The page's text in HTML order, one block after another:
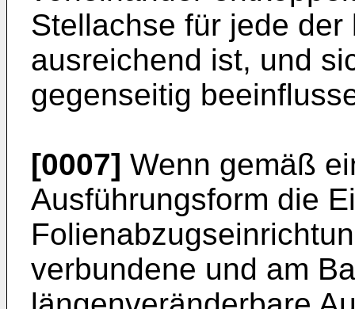
Stellachse für jede
ausreichend ist, und
gegenseitig
[0007] Wenn gemäß
Ausführungsform die
verbundene und am